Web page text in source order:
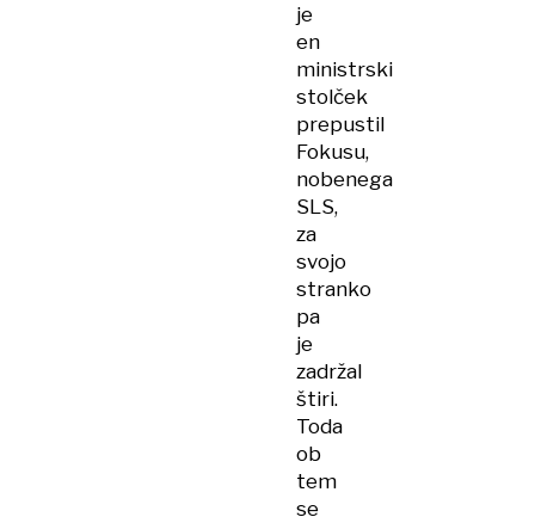
je
en
ministrski
stolček
prepustil
Fokusu,
nobenega
SLS,
za
svojo
stranko
pa
je
zadržal
štiri.
Toda
ob
tem
se